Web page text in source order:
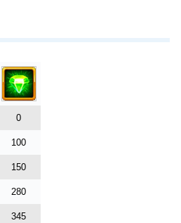
0
100
150
280
345